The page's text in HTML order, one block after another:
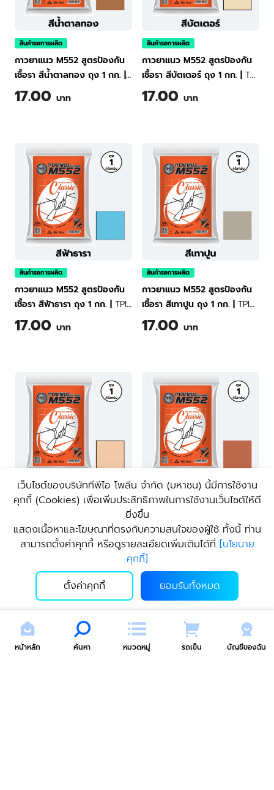
หน้าหลัก ค้นหา หมวดหมู่ รถเข็น บัญชีของฉัน
สินค้ารอการผลิต
กาวยาแนว M552 สูตรป้องกัน
เชื้อรา สีน้ำตาลทอง ถุง 1 กก. |
TPI Tile Grout Classic M552
(Golden Brown) 1 kg
17.00 บาท
สินค้ารอการผลิต
กาวยาแนว M552 สูตรป้องกัน
เชื้อรา สีบัตเตอร์ ถุง 1 กก. | TPI
Tile Grout Classic M552
(Butter) 1 kg
17.00 บาท
สินค้ารอการผลิต
กาวยาแนว M552 สูตรป้องกัน
เชื้อรา สีฟ้าธารา ถุง 1 กก.
TPI
Tile Grout Classic M552 (Tara
Blue) 1 kg
17.00 บาท
สินค้ารอการผลิต
กาวยาแนว M552 สูตรป้องกัน
เชื้อรา สีเทาปูน ถุง 1 กก.
TPI
Tile Grout Classic M552
(Cement Gray) 1 kg
17.00 บาท
สินค้ารอการผลิต
เชื้อรา สีเปลือกไข่ ถุง 1 กก.|
TPI Tile Grout Classic M552
17.00
สินค้ารอการผลิต
กาวยาแนว M552 สูตรป้องกัน
เชื้อรา สีไม้สัก ถุง 1 กก.|TPI
Tile Grout Classic M552
(Teak Wood) 1 kg
17.00
เว็บไซต์ของบริษัททีพีไอ โพลีน จํากัด (มหาชน) นี้มีการใช้งาน
คุกกี้ (Cookies) เพื่อเพิ่มประสิทธิภาพในการใช้งานเว็บไซต์ให้ดี
ยิ่งขึ้น
แสดงเนื้อหาและโฆษณาที่ตรงกับความสนใจของผู้ใช้ ทั้งนี้ ท่าน
สามารถตั้งค่าคุกกี้ หรือดูรายละเอียดเพิ่มเติมได้ที่ [นโยบาย
คุกกี้]
ตั้งค่าคุกกี้
ยอมรับทั้งหมด